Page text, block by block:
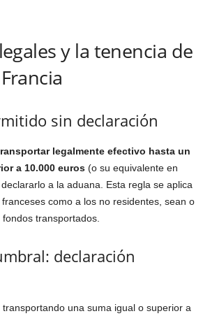
y la tenencia de
sin declaración
legalmente efectivo hasta un
a 10.000 euros (o su equivalente en
a la aduana. Esta regla se aplica
como a los no residentes, sean o
transportados.
declaración
una suma igual o superior a